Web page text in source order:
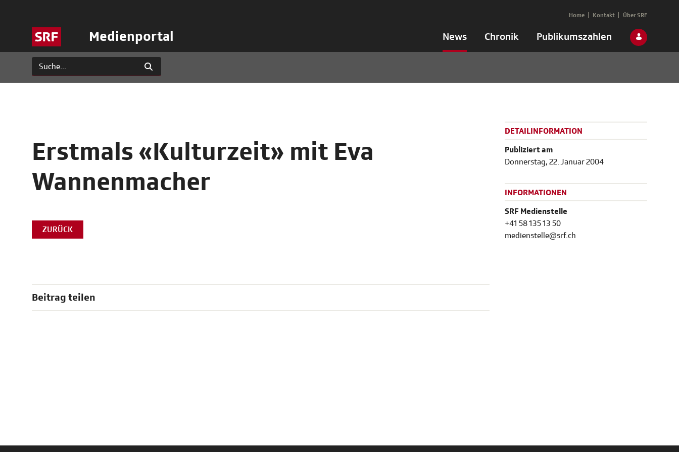
Medienportal News Chronik Publikumszahlen
Home Kontakt Über SRF
Erstmals «Kulturzeit» mit Eva
Wannenmacher
ZURÜCK
Beitrag teilen
DETAILINFORMATION
Publiziert am
Donnerstag, 22. Januar 2004
INFORMATIONEN
SRF Medienstelle
+41 58 135 13 50
medienstelle@srf.ch